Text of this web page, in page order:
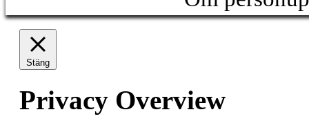
Stäng
Privacy Overview